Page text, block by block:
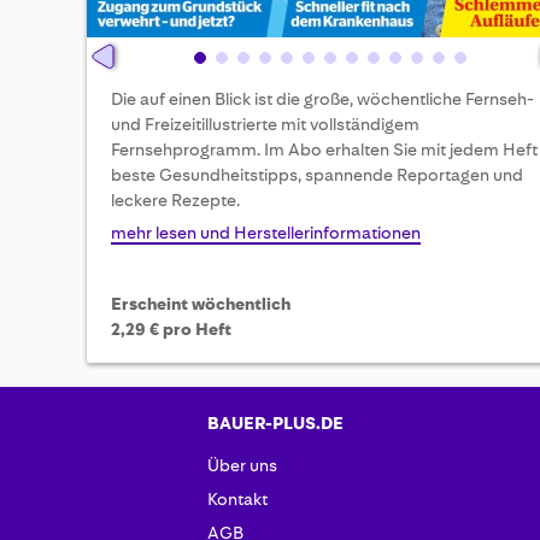
beginning
images
Die auf einen Blick ist die große, wöchentliche Fernseh-
und Freizeitillustrierte mit vollständigem
Fernsehprogramm. Im Abo erhalten Sie mit jedem Heft
beste Gesundheitstipps, spannende Reportagen und
leckere Rezepte.
mehr lesen und Herstellerinformationen
Erscheint wöchentlich
2,29 € pro Heft
BAUER-PLUS.DE
Über uns
Kontakt
AGB